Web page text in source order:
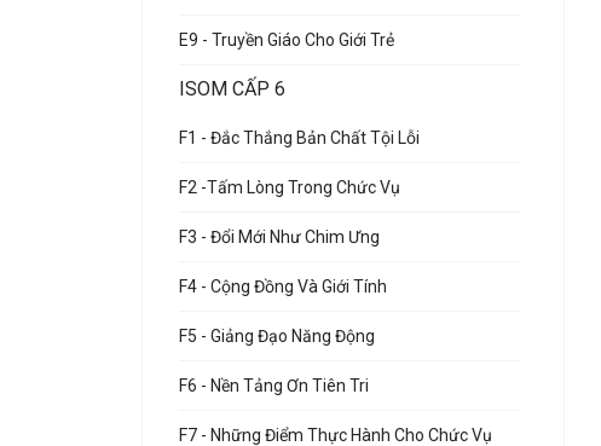
E9 - Truyền Giáo Cho Giới Trẻ
ISOM CẤP 6
F1 - Đắc Thắng Bản Chất Tội Lỗi
F2 -Tấm Lòng Trong Chức Vụ
F3 - Đổi Mới Như Chim Ưng
F4 - Cộng Đồng Và Giới Tính
F5 - Giảng Đạo Năng Động
F6 - Nền Tảng Ơn Tiên Tri
F7 - Những Điểm Thực Hành Cho Chức Vụ